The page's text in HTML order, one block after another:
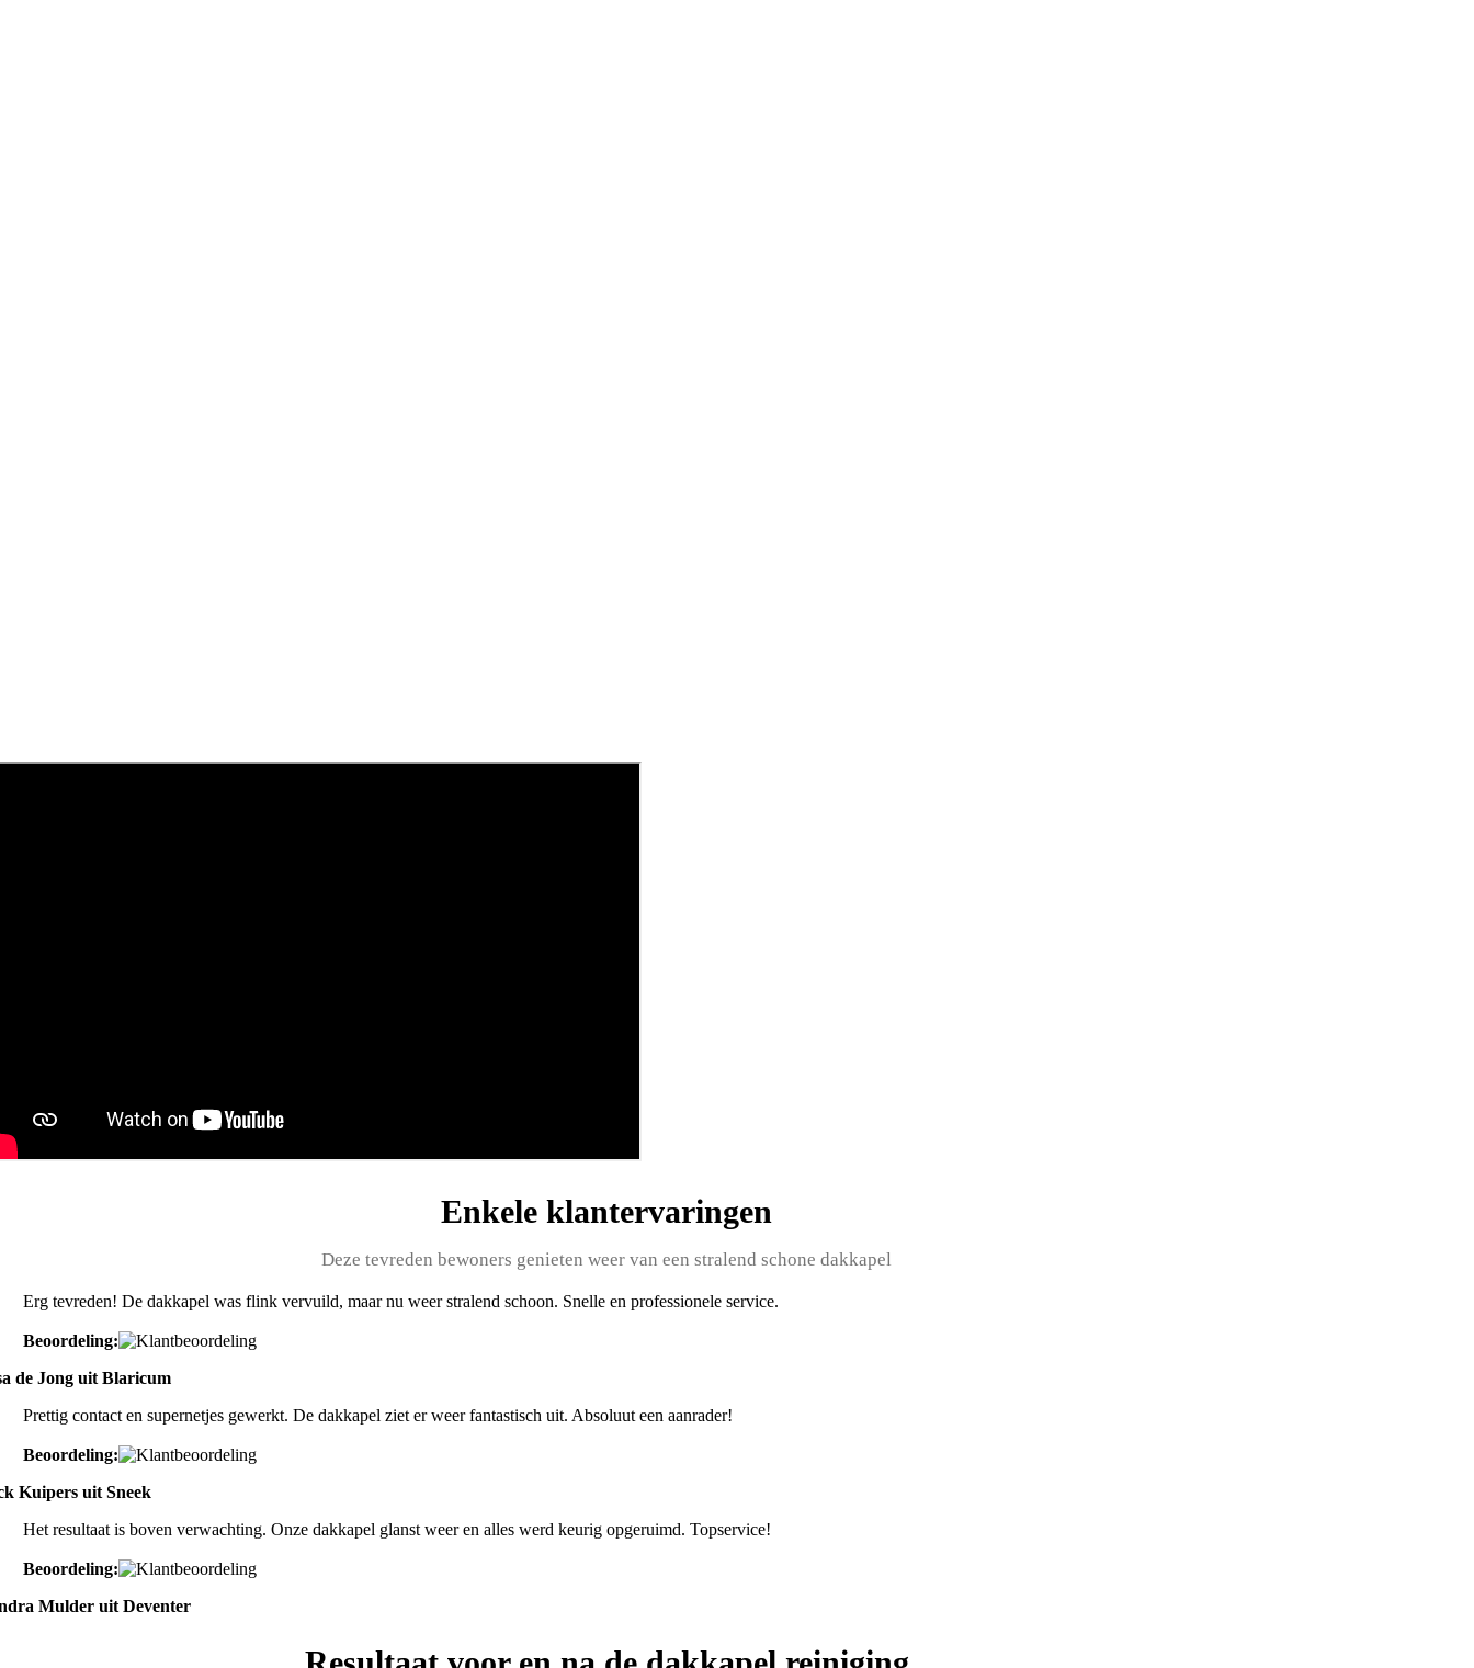
Enkele klantervaringen
Deze tevreden bewoners genieten weer van een stralend schone dakkapel
Erg tevreden! De dakkapel was flink vervuild, maar nu weer stralend schoon. Snelle en professionele service.
Beoordeling:
de Jong uit Blaricum
Prettig contact en supernetjes gewerkt. De dakkapel ziet er weer fantastisch uit. Absoluut een aanrader!
Beoordeling:
Kuipers uit Sneek
Het resultaat is boven verwachting. Onze dakkapel glanst weer en alles werd keurig opgeruimd. Topservice!
Beoordeling:
Mulder uit Deventer